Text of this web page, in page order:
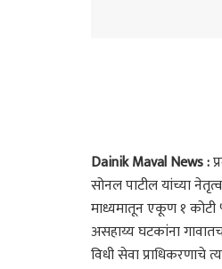
Dainik Maval News :
सोनल पाटील यांच्या
माध्यमातून एकूण १
असहाय्य घटकांना
विधी सेवा प्राधिकरणाचे